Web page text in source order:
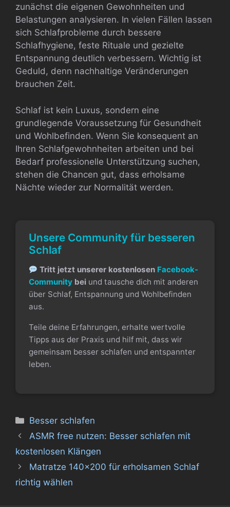
zunächst die eigenen Gewohnheiten und
Belastungen analysieren. In vielen Fällen lassen
sich Schlafprobleme durch bessere
Schlafhygiene, feste Rituale und gezielte
Entspannung deutlich verbessern. Wichtig ist
Geduld, denn nachhaltige Veränderungen
brauchen Zeit.
Schlaf ist kein Luxus, sondern eine
grundlegende Voraussetzung für Gesundheit
und Wohlbefinden. Wenn Sie konsequent an
Ihren Schlafgewohnheiten arbeiten und bei
Bedarf professionelle Unterstützung suchen,
stehen die Chancen gut, dass erholsame
Nächte wieder zur Normalität werden.
Unsere Community für besseren
Schlaf
Tritt jetzt unserer kostenlosen Facebook-
Communitybeiund tausche dich mit anderen
über Schlaf, Entspannung und Wohlbefinden
aus.
Teile deine Erfahrungen, erhalte wertvolle
Tipps aus der Praxis und hilf mit, dass wir
gemeinsam besser schlafen und entspannter
leben.
Kategorien
Besser schlafen
ASMR free nutzen: Besser schlafen mit
kostenlosen Klängen
Matratze 140×200 für erholsamen Schlaf
richtig wählen